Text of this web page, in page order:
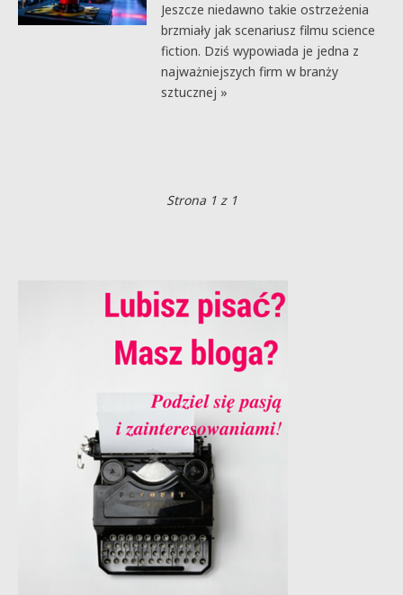
Jeszcze niedawno takie ostrzeżenia
brzmiały jak scenariusz filmu science
fiction. Dziś wypowiada je jedna z
najważniejszych firm w branży
sztucznej »
Strona 1 z 1